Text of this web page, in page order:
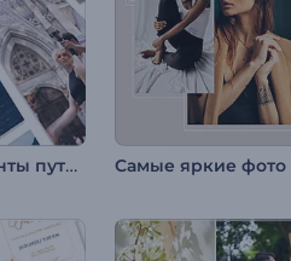
Яркие моменты путешествия Самые яркие фото